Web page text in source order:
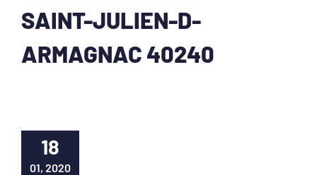
SAINT-JULIEN-D-
ARMAGNAC 40240
18
01, 2020